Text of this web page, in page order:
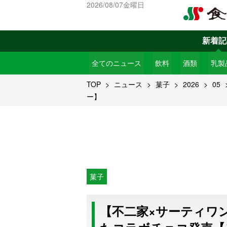
2026/08/07金曜日
新着
全てのニュース 飲料 酒類 乳製
TOP ニュース 菓子 2026
05
ー】
菓子
【不二家×サーティ